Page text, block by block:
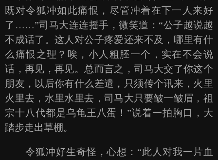
既对令狐冲如此痛恨，尽管冲着在下一人来好
了……”司马大连连摇手，微笑道：“公子越说越
不成话了。这人对公子疼爱还来不及，哪里有什
么痛恨之理？唉，小人粗胚一个，实在不会说
话，再见，再见。总而言之，司马大交了你这个
朋友，以后你有什么差遣，只须传个讯来，火里
火里去，水里水里去，司马大只要皱一皱眉，祖
宗十八代都是乌龟王八蛋！”说着一拍胸口，大
踏步走出草棚。
令狐冲好生奇怪，心想：“此人对我一片血